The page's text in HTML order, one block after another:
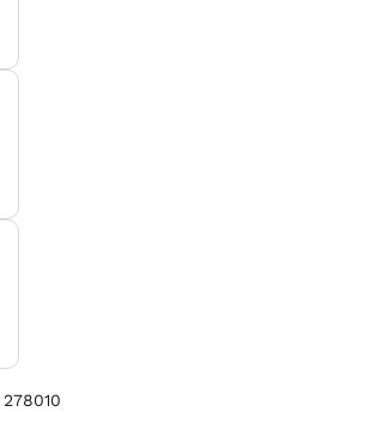
278010